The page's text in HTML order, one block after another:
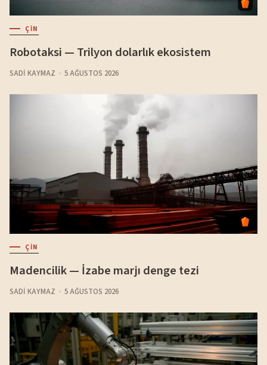
ÇIN
Robotaksi — Trilyon dolarlık ekosistem
SADI KAYMAZ 5 AĞUSTOS 2026
ÇIN
Madencilik — İzabe marjı denge tezi
SADI KAYMAZ 5 AĞUSTOS 2026